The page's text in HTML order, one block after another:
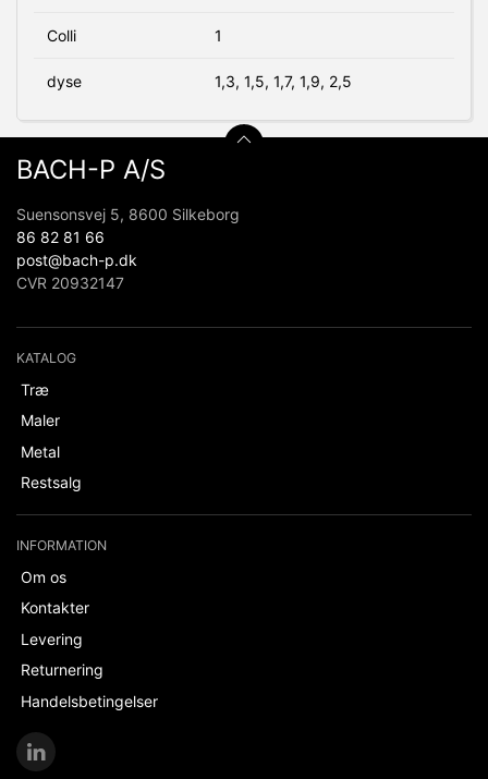
Colli 1
dyse 1,3, 1,5, 1,7, 1,9, 2,5
BACH-P A/S
Suensonsvej 5, 8600 Silkeborg
86 82 81 66
post@bach-p.dk
CVR 20932147
KATALOG
Træ
Maler
Metal
Restsalg
INFORMATION
Om os
Kontakter
Levering
Returnering
Handelsbetingelser